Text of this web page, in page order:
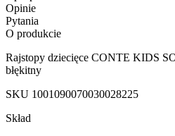
Opinie
Pytania
O produkcie
Rajstopy dziecięce CONTE KIDS
błękitny
SKU 1001090070030028225
Skład